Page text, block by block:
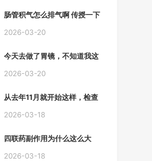
肠管积气怎么排气啊 传授一下
2026-03-20
今天去做了胃镜，不知道我这
2026-03-20
从去年11月就开始这样，检查
是轻微的胃炎，胃不疼，但是
感，打出来就好一些，还一直
打空嗝，各种药吃了都没效果
2026-03-18
四联药副作用为什么这么大
2026-03-18